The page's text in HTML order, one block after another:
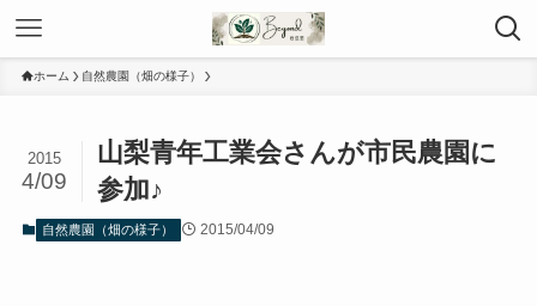
ホーム 自然農園（畑の様子）
山梨青年工業会さんが市民農園に
参加♪
2015
4/09
自然農園（畑の様子） 2015/04/09